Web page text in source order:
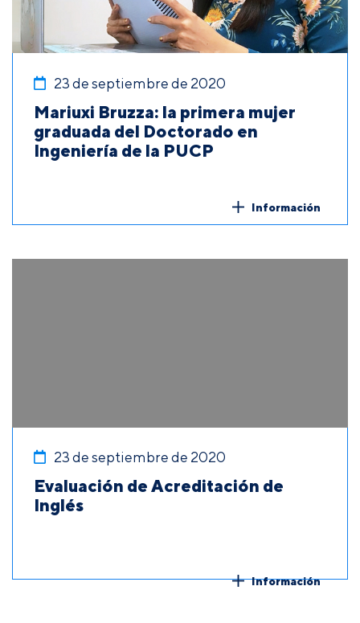
23 de septiembre de 2020
Mariuxi Bruzza: la primera mujer
graduada del Doctorado en
Ingeniería de la PUCP
Información
23 de septiembre de 2020
Evaluación de Acreditación de
Inglés
Información